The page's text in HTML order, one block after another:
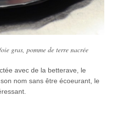
gras, pomme de terre nacrée
avec de la betterave, le
nom sans être écoeurant, le